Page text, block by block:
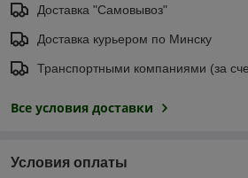
Доставка "Самовывоз"
Доставка курьером по Минску
Транспортными компаниями (за
Все условия доставки
Условия оплаты